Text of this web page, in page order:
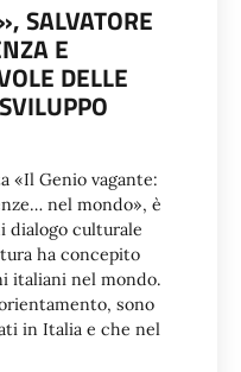
SALVATORE
E
DELLE
«Il Genio vagante:
nel mondo», è
dialogo culturale
ha concepito
italiani nel mondo.
sono
in Italia e che nel